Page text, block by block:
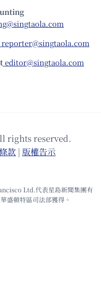
reporter@singtaola.com
editor@singtaola.com
rights reserved.
款 | 版權告⽰
Ltd.代表星島新聞集團有
盛頓特區司法部獲得。